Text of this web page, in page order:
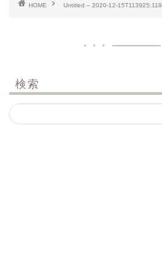
HOME Untitled – 2020-12-15T113925.119
検索